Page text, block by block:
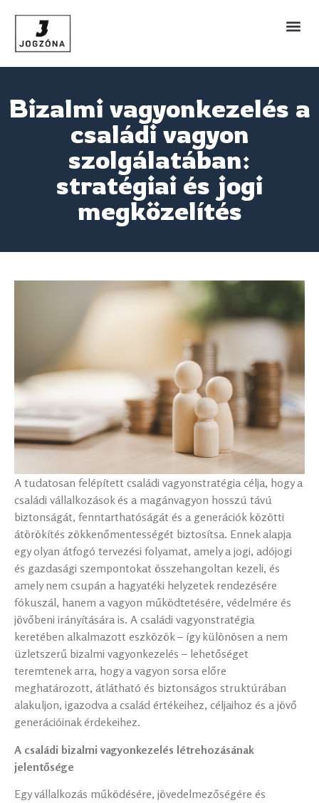
Bizalmi vagyonkezelés a
családi vagyon
szolgálatában:
stratégiai és jogi
megközelítés
A tudatosan felépített családi vagyonstratégia célja, hogy a
családi vállalkozások és a magánvagyon hosszú távú
biztonságát, fenntarthatóságát és a generációk közötti
átörökítés zökkenőmentességét biztosítsa. Ennek alapja
egy olyan átfogó tervezési folyamat, amely a jogi, adójogi
és gazdasági szempontokat összehangoltan kezeli, és
amely nem csupán a hagyatéki helyzetek rendezésére
fókuszál, hanem a vagyon működtetésére, védelmére és
jövőbeni irányítására is. A családi vagyonstratégia
keretében alkalmazott eszközök – így különösen a nem
üzletszerű bizalmi vagyonkezelés – lehetőséget
teremtenek arra, hogy a vagyon sorsa előre
meghatározott, átlátható és biztonságos struktúrában
alakuljon, igazodva a család értékeihez, céljaihoz és a jövő
generációinak érdekeihez.
A családi bizalmi vagyonkezelés létrehozásának
jelentősége
Egy vállalkozás működésére, jövedelmezőségére és